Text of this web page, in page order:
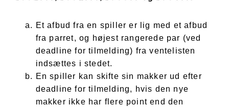
Et afbud fra en spiller er lig med et afbud
fra parret, og højest rangerede par (ved
deadline for tilmelding) fra ventelisten
indsættes i stedet.
En spiller kan skifte sin makker ud efter
deadline for tilmelding, hvis den nye
makker ikke har flere point end den